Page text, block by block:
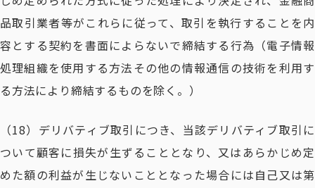
品取引業者等がこれらに従って、取引を執行することを内
容とする契約を書面によらないで締結する行為（電子情報
処理組織を使用する方法その他の情報通信の技術を利用す
る方法により締結するものを除く。）
（18）デリバティブ取引につき、当該デリバティブ取引に
ついて顧客に損失が生ずることとなり、又はあらかじめ定
めた額の利益が生じないこととなった場合には自己又は第